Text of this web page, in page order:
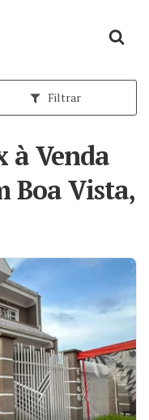
Filtrar
à Venda
Boa Vista,